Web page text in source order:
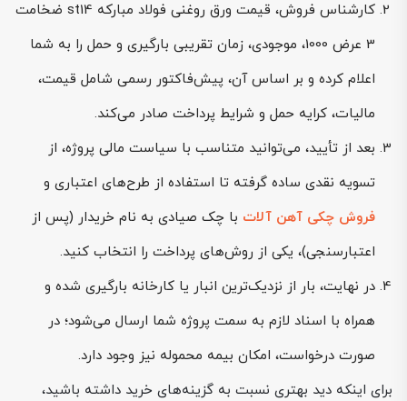
کارشناس فروش، قیمت ورق روغنی فولاد مبارکه st14 ضخامت
3 عرض 1000، موجودی، زمان تقریبی بارگیری و حمل را به شما
اعلام کرده و بر اساس آن، پیش‌فاکتور رسمی شامل قیمت،
مالیات، کرایه حمل و شرایط پرداخت صادر می‌کند.
بعد از تأیید، می‌توانید متناسب با سیاست مالی پروژه، از
تسویه نقدی ساده گرفته تا استفاده از طرح‌های اعتباری و
فروش چکی آهن آلات با چک صیادی به نام خریدار (پس از
اعتبارسنجی)، یکی از روش‌های پرداخت را انتخاب کنید.
در نهایت، بار از نزدیک‌ترین انبار یا کارخانه بارگیری شده و
همراه با اسناد لازم به سمت پروژه شما ارسال می‌شود؛ در
صورت درخواست، امکان بیمه محموله نیز وجود دارد.
برای اینکه دید بهتری نسبت به گزینه‌های خرید داشته باشید،